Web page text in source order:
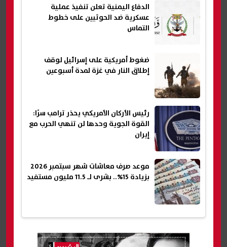
الدفاع اليمنية تعلن تنفيذ عملية
عسكرية ضد الحوثيين على خطوط
التماس
ضغوط أمريكية على إسرائيل لوقف
إطلاق النار في غزة لمدة أسبوعين
رئيس الأركان الأمريكي يحذر ترامب سرًا:
القوة الجوية وحدها لن تنهي الحرب مع
إيران
موعد صرف معاشات شهر سبتمبر 2026
بزيادة 15%.. بشرى لـ 11.5 مليون مستفيد